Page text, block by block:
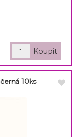
10ks